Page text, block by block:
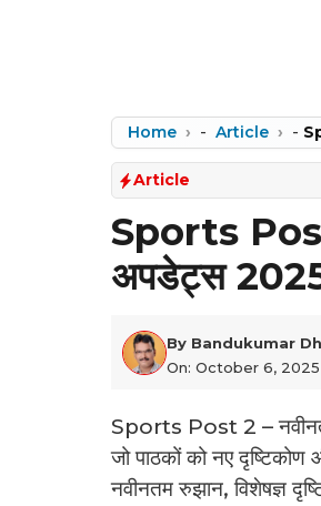
Home - Article -
Article
Sports
अपडेट्स
By Bandukumar
On: October 6, 2025
Sports Post 2 –
जो पाठकों को नए
नवीनतम रुझान, विशेषज्ञ